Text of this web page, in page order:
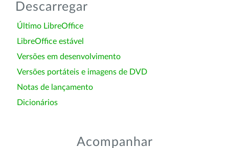
Descarregar
Último LibreOffice
LibreOffice estável
Versões em desenvolvimento
Versões portáteis e imagens de DVD
Notas de lançamento
Dicionários
Acompanhar